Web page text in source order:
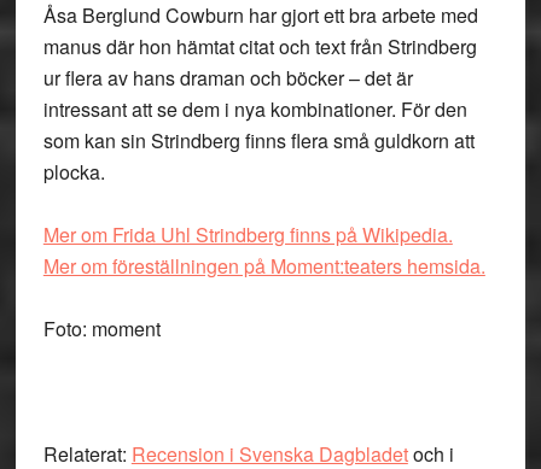
Åsa Berglund Cowburn har gjort ett bra arbete med
manus där hon hämtat citat och text från Strindberg
ur flera av hans draman och böcker – det är
intressant att se dem i nya kombinationer. För den
som kan sin Strindberg finns flera små guldkorn att
plocka.
Mer om Frida Uhl Strindberg finns på Wikipedia.
Mer om föreställningen på Moment:teaters hemsida.
Foto: moment
Relaterat: Recension i Svenska Dagbladetoch i